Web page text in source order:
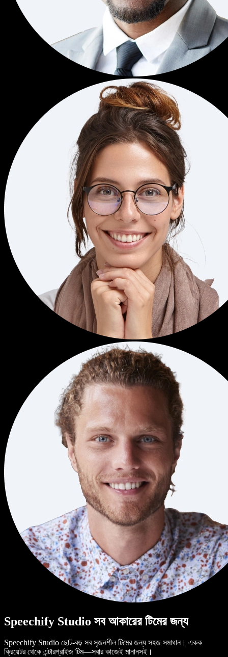
Speechify Studio সব আকারের টিমের জন্য
Speechify Studio ছোট-বড় সব সৃজনশীল টিমের জন্য সহজ সমাধান। একক
ক্রিয়েটর থেকে এন্টারপ্রাইজ টিম—সবার কাজেই মানানসই।